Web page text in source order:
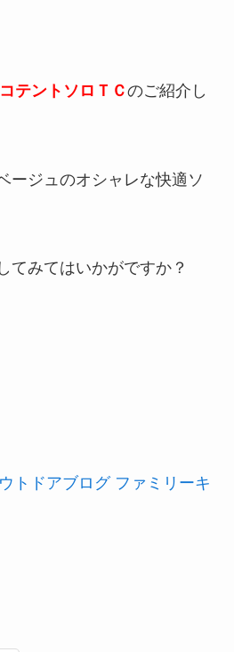
テントソロＴＣのご紹介し
ージュのオシャレな快適ソ
てみてはいかがですか？